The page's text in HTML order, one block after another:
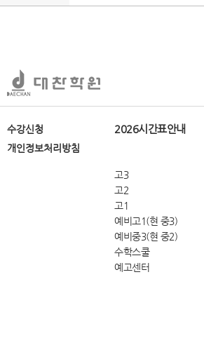
수강신청
개인정보처리방침
2026시간표안내
고3
고2
고1
예비고1(현 중3)
예비중3(현 중2)
수학스쿨
예고센터